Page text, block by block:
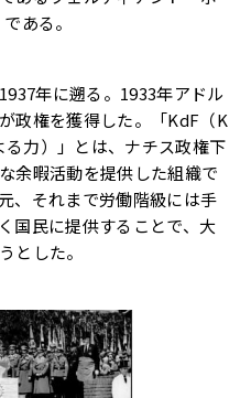
ある。
年に遡る。1933年アドル
政権を獲得した。「KdF（K
力）」とは、ナチス政権下
余暇活動を提供した組織で
、それまで労働階級には手
国民に提供することで、大
とした。